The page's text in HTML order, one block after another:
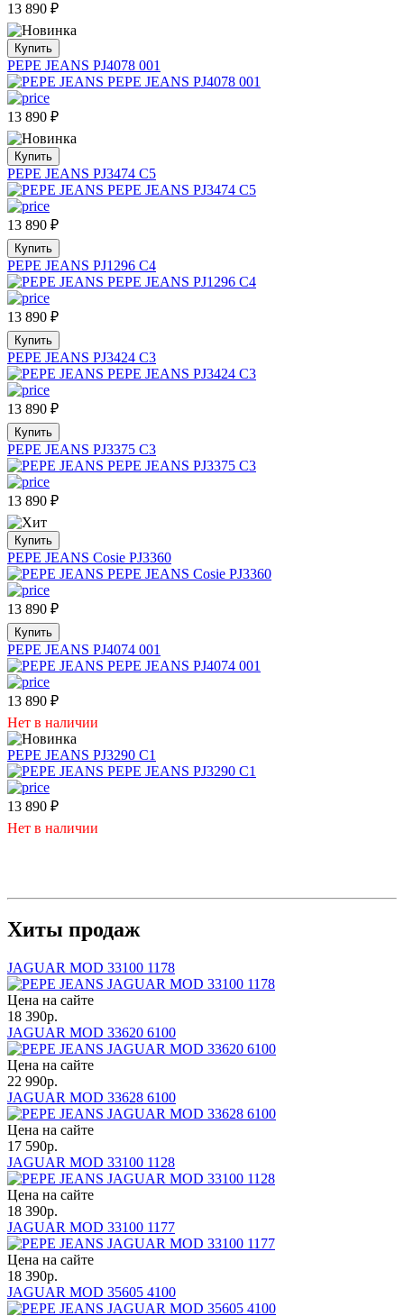
13 890 ₽
Купить
PEPE JEANS PJ4078 001
13 890 ₽
Купить
PEPE JEANS PJ3474 C5
13 890 ₽
Купить
PEPE JEANS PJ1296 C4
13 890 ₽
Купить
PEPE JEANS PJ3424 C3
13 890 ₽
Купить
PEPE JEANS PJ3375 C3
13 890 ₽
Купить
PEPE JEANS Cosie PJ3360
13 890 ₽
Купить
PEPE JEANS PJ4074 001
13 890 ₽
Нет в наличии
PEPE JEANS PJ3290 C1
13 890 ₽
Нет в наличии
Хиты продаж
JAGUAR MOD 33100 1178
Цена на сайте
18 390р.
JAGUAR MOD 33620 6100
Цена на сайте
22 990р.
JAGUAR MOD 33628 6100
Цена на сайте
17 590р.
JAGUAR MOD 33100 1128
Цена на сайте
18 390р.
JAGUAR MOD 33100 1177
Цена на сайте
18 390р.
JAGUAR MOD 35605 4100